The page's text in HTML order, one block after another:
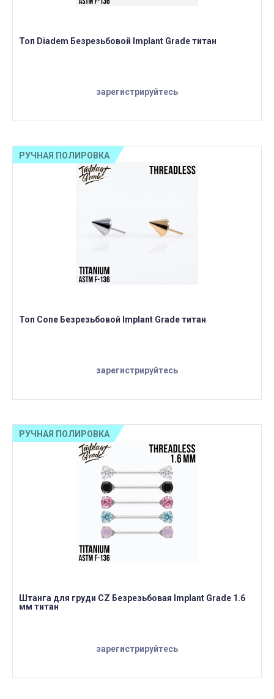
Топ Diadem Безрезьбовой Implant Grade титан
зарегистрируйтесь
Топ Cone Безрезьбовой Implant Grade титан
зарегистрируйтесь
РУЧНАЯ ПОЛИРОВКА
Штанга для груди CZ Безрезьбовая Implant Grade 1.6
мм титан
зарегистрируйтесь
РУЧНАЯ ПОЛИРОВКА